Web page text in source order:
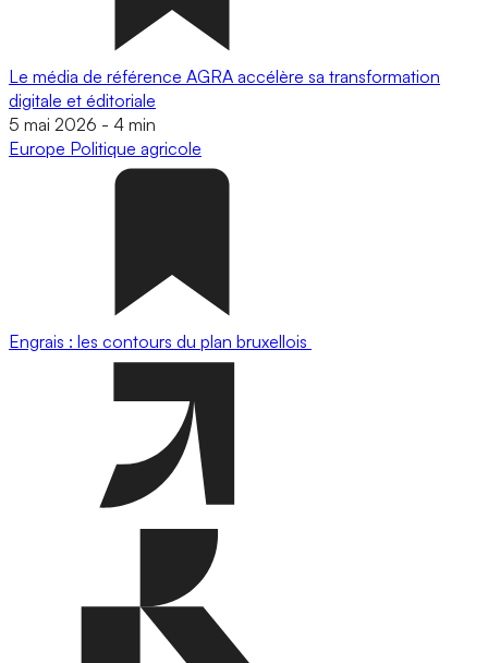
Le média de référence AGRA accélère sa transformation
digitale et éditoriale
5 mai 2026 - 4 min
Europe Politique agricole
Engrais : les contours du plan bruxellois